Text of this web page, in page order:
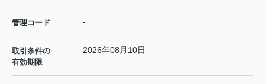
管理コード -
取引条件の
有効期限
2026年08月10日